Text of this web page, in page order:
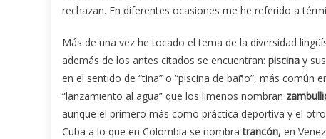
rechazan. En diferentes ocasiones me he referido a
Más de una vez he tocado el tema de la diversidad
además de los antes citados se encuentran: piscina y
en el sentido de “tina” o “piscina de baño”, más común
“lanzamiento al agua” que los limeños nombran
aunque el primero más como práctica deportiva y el
Cuba a lo que en Colombia se nombratrancón, en